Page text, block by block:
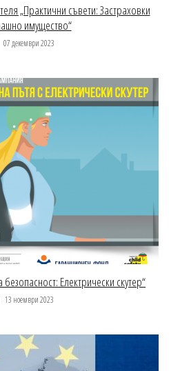
„Практични съвети: Застраховки
имущество“
07 декември 2023
Електрически скутер“
13 ноември 2023